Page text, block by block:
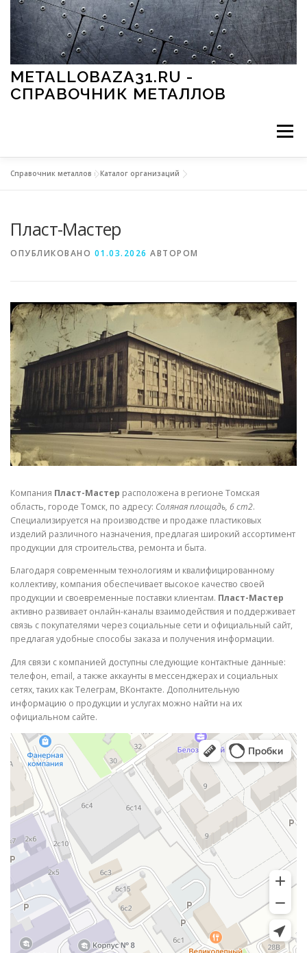
Перейти к содержимому
METALLOBAZA31.RU -
СПРАВОЧНИК МЕТАЛЛОВ
Меню
МЕТАЛЛЫ И ОКРУЖАЮЩАЯ СРЕДА
СВОЙСТВА МЕТАЛЛОВ
СТАТЬИ
Справочник металлов »Каталог организаций
Пласт-Мастер
ОПУБЛИКОВАНО 01.03.2026 АВТОРОМ
Компания Пласт-Мастер расположена в регионе Томская
область, городе Томск, по адресу: Соляная площадь, 6 ст2.
Специализируется на производстве и продаже пластиковых
изделий различного назначения, предлагая широкий ассортимент
продукции для строительства, ремонта и быта.
Благодаря современным технологиям и квалифицированному
коллективу, компания обеспечивает высокое качество своей
продукции и своевременные поставки клиентам. Пласт-Мастер
активно развивает онлайн-каналы взаимодействия и поддерживает
связь с покупателями через социальные сети и официальный сайт,
предлагая удобные способы заказа и получения информации.
Для связи с компанией доступны следующие контактные данные:
телефон, email, а также аккаунты в мессенджерах и социальных
сетях, таких как Телеграм, ВКонтакте. Дополнительную
информацию о продукции и услугах можно найти на их
официальном сайте.